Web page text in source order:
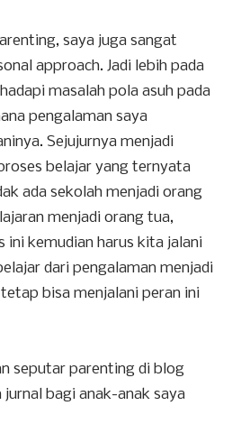
saya juga sangat
approach. Jadi lebih pada
masalah pola asuh pada
pengalaman saya
Sejujurnya menjadi
belajar yang ternyata
ada sekolah menjadi orang
menjadi orang tua,
ini kemudian harus kita jalani
dari pengalaman menjadi
bisa menjalani peran ini
seputar parenting di blog
bagi anak-anak saya